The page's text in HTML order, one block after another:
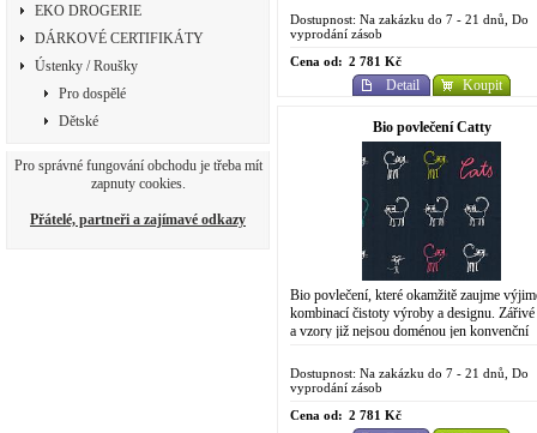
EKO DROGERIE
DÁRKOVÉ CERTIFIKÁTY
Ústenky / Roušky
Pro dospělé
Dětské
Pro správné fungování obchodu je třeba mít
zapnuty cookies.
Přátelé, partneři a zajímavé odkazy
propracovaného...
Dostupnost: Na zakázku do 7 - 21 dnů, Do
vyprodání zásob
Cena od: 2 781 Kč
Detail Koupit
Bio povlečení Catty
Bio povlečení, které okamžitě zaujme
kombinací čistoty výroby a designu.
a vzory již nejsou doménou jen konvenční
propracovaného...
Dostupnost: Na zakázku do 7 - 21 dnů, Do
vyprodání zásob
Cena od: 2 781 Kč